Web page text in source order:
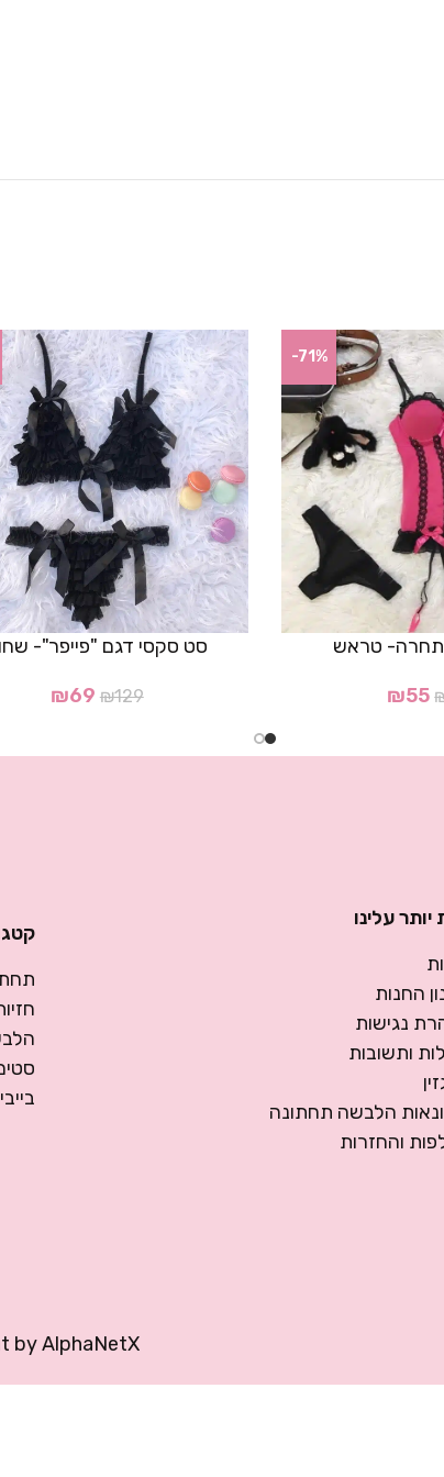
-71%
תחרה- טראש
₪55
סט סקסי דגם "פייפר"-
₪129
₪69
עלינו
החנות
נגישות
ותשובות
הלבשה תחתונה
והחזרות
byAlphaNetX